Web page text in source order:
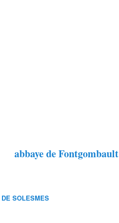
abbaye de Fontgombault
SOLESMES